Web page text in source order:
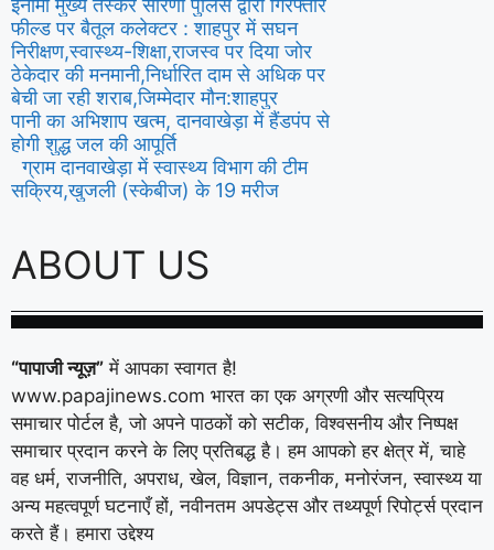
फील्ड पर बैतूल कलेक्टर : शाहपुर में सघन
निरीक्षण,स्वास्थ्य-शिक्षा,राजस्व पर दिया जोर
ठेकेदार की मनमानी,निर्धारित दाम से अधिक पर
बेची जा रही शराब,जिम्मेदार मौन:शाहपुर
पानी का अभिशाप खत्म, दानवाखेड़ा में हैंडपंप से
होगी शुद्ध जल की आपूर्ति
ग्राम दानवाखेड़ा में स्वास्थ्य विभाग की टीम
सक्रिय,खुजली (स्केबीज) के 19 मरीज
ABOUT US
“पापाजी न्यूज़” में आपका स्वागत है!
www.papajinews.com भारत का एक अग्रणी और सत्यप्रिय
समाचार पोर्टल है, जो अपने पाठकों को सटीक, विश्वसनीय और निष्पक्ष
समाचार प्रदान करने के लिए प्रतिबद्ध है। हम आपको हर क्षेत्र में, चाहे
वह धर्म, राजनीति, अपराध, खेल, विज्ञान, तकनीक, मनोरंजन, स्वास्थ्य या
अन्य महत्वपूर्ण घटनाएँ हों, नवीनतम अपडेट्स और तथ्यपूर्ण रिपोर्ट्स प्रदान
करते हैं। हमारा उद्देश्य